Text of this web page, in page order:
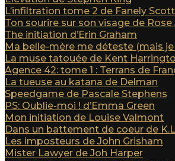
L’infiltration tome 2 de Fanely Scott
Ton sourire sur son visage de Rose
The initiation d’Erin Graham
Ma belle-mère me déteste (mais je
La muse tatouée de Kent
Agence 42: tome 1 : Terrans de
La tueuse au katana de Delman
Speedgame de Pascale Stephens
PS: Oublie-moi ! d’Emma Green
Mon initiation de Louise Valmont
Dans un battement de coeur de
Les imposteurs de John Grisham
Mister Lawyer de Joh Harper